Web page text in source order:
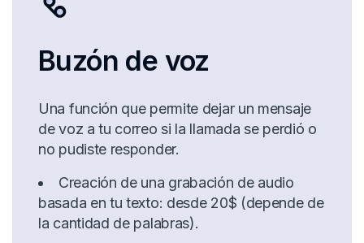
Buzón de voz
Una función que permite dejar un mensaje
de voz a tu correo si la llamada se perdió o
no pudiste responder.
Creación de una grabación de audio
basada en tu texto: desde 20$ (depende de
la cantidad de palabras).